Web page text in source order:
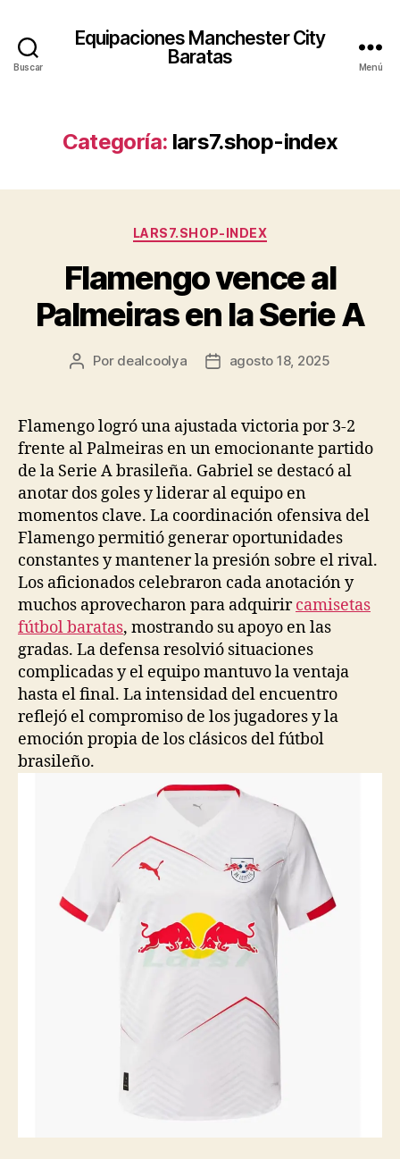
Buscar
Equipaciones Manchester City
Baratas
Menú
Categoría: lars7.shop-index
Categorías
LARS7.SHOP-INDEX
Flamengo vence al
Palmeiras en la Serie A
Autor
entrada
Por dealcoolya
Fecha
entrada
agosto 18, 2025
Flamengo logró una ajustada victoria por 3-2
frente al Palmeiras en un emocionante partido
de la Serie A brasileña. Gabriel se destacó al
anotar dos goles y liderar al equipo en
momentos clave. La coordinación ofensiva del
Flamengo permitió generar oportunidades
constantes y mantener la presión sobre el rival.
Los aficionados celebraron cada anotación y
muchos aprovecharon para adquirircamisetas
fútbol baratas, mostrando su apoyo en las
gradas. La defensa resolvió situaciones
complicadas y el equipo mantuvo la ventaja
hasta el final. La intensidad del encuentro
reflejó el compromiso de los jugadores y la
emoción propia de los clásicos del fútbol
brasileño.